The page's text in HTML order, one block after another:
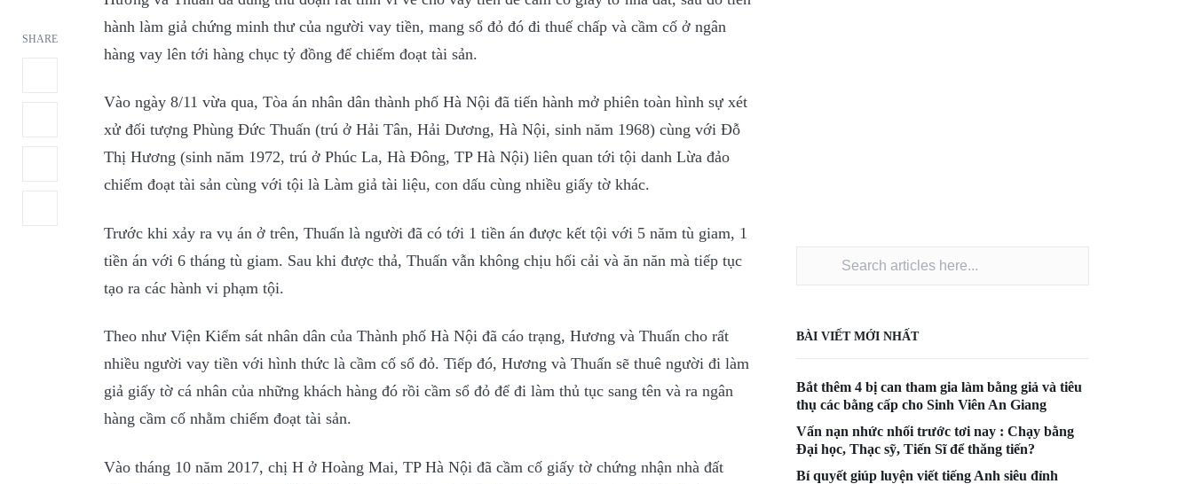
SHARE
hành làm giả chứng minh thư của người vay tiền, mang sổ đỏ đó đi thuế chấp và cầm cố ở ngân
hàng vay lên tới hàng chục tỷ đồng để chiếm đoạt tài sản.
Vào ngày 8/11 vừa qua, Tòa án nhân dân thành phố Hà Nội đã tiến hành mở phiên toàn hình sự xét
xử đối tượng Phùng Đức Thuấn (trú ở Hải Tân, Hải Dương, Hà Nội, sinh năm 1968) cùng với Đỗ
Thị Hương (sinh năm 1972, trú ở Phúc La, Hà Đông, TP Hà Nội) liên quan tới tội danh Lừa đảo
chiếm đoạt tài sản cùng với tội là Làm giả tài liệu, con dấu cùng nhiều giấy tờ khác.
Trước khi xảy ra vụ án ở trên, Thuấn là người đã có tới 1 tiền án được kết tội với 5 năm tù giam, 1
tiền án với 6 tháng tù giam. Sau khi được thả, Thuấn vẫn không chịu hối cải và ăn năn mà tiếp tục
tạo ra các hành vi phạm tội.
Theo như Viện Kiểm sát nhân dân của Thành phố Hà Nội đã cáo trạng, Hương và Thuấn cho rất
nhiều người vay tiền với hình thức là cầm cố sổ đỏ. Tiếp đó, Hương và Thuấn sẽ thuê người đi làm
giả giấy tờ cá nhân của những khách hàng đó rồi cầm sổ đỏ để đi làm thủ tục sang tên và ra ngân
hàng cầm cố nhằm chiếm đoạt tài sản.
Vào tháng 10 năm 2017, chị H ở Hoàng Mai, TP Hà Nội đã cầm cố giấy tờ chứng nhận nhà đất
BÀI VIẾT MỚI NHẤT
Bắt thêm 4 bị can tham gia làm bằng giả và tiêu
thụ các bằng cấp cho Sinh Viên An Giang
Vấn nạn nhức nhối trước tơi nay : Chạy bằng
Đại học, Thạc sỹ, Tiến Sĩ để thăng tiến?
Bí quyết giúp luyện viết tiếng Anh siêu đỉnh